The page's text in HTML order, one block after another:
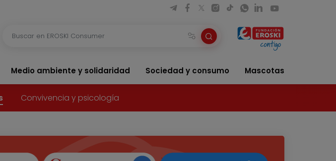
Medio ambiente y solidaridad Sociedad y consumo Mascotas
Convivencia y psicología